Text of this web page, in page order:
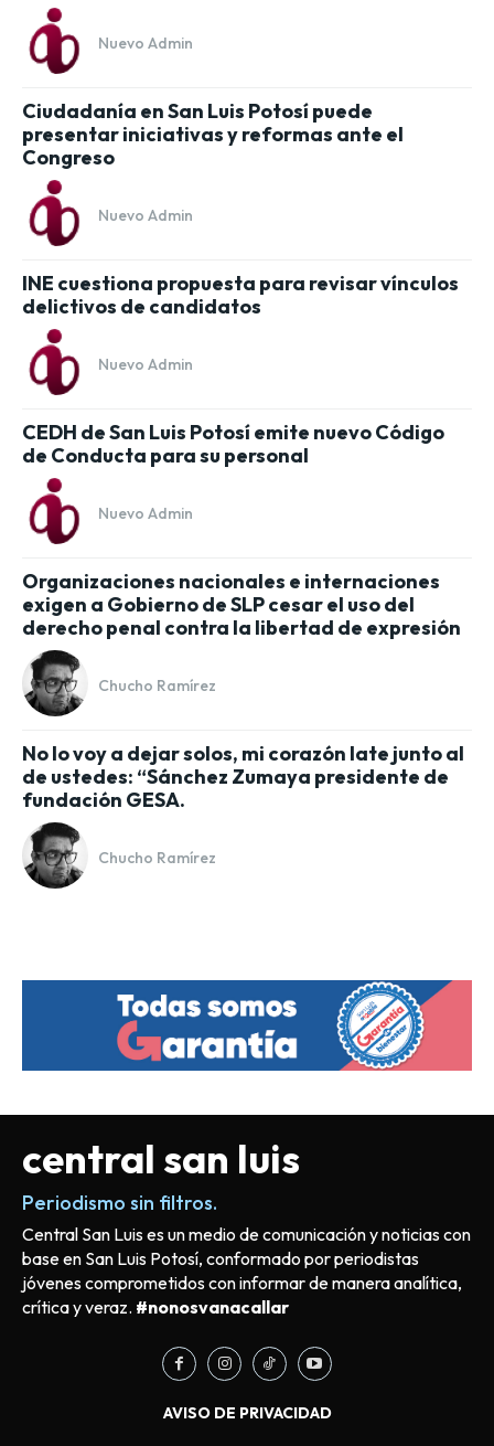
Nuevo Admin
Ciudadanía en San Luis Potosí puede
presentar iniciativas y reformas ante el
Congreso
Nuevo Admin
INE cuestiona propuesta para revisar vínculos
delictivos de candidatos
Nuevo Admin
CEDH de San Luis Potosí emite nuevo Código
de Conducta para su personal
Nuevo Admin
Organizaciones nacionales e internaciones
exigen a Gobierno de SLP cesar el uso del
derecho penal contra la libertad de expresión
Chucho Ramírez
No lo voy a dejar solos, mi corazón late junto al
de ustedes: “Sánchez Zumaya presidente de
fundación GESA.
Chucho Ramírez
central san luis
Periodismo sin filtros.
Central San Luis es un medio de comunicación y noticias con
base en San Luis Potosí, conformado por periodistas
jóvenes comprometidos con informar de manera analítica,
crítica y veraz. #nonosvanacallar
AVISO DE PRIVACIDAD